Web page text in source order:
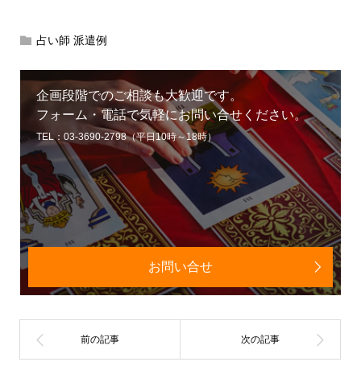
占い師 派遣例
企画段階でのご相談も大歓迎です。
フォーム・電話で気軽にお問い合せください。
TEL：03-3690-2798（平日10時～18時）
お問い合せ